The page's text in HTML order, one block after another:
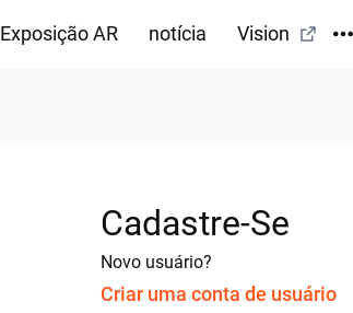
Exposição AR notícia Vision
Cadastre-Se
Novo usuário?
Criar uma conta de usuário